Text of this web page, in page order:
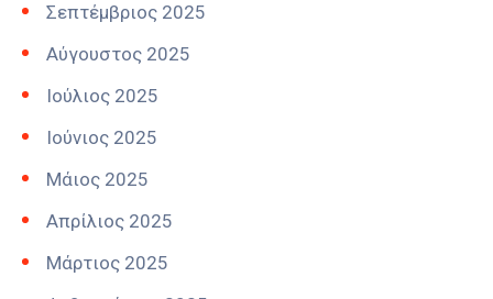
Σεπτέμβριος 2025
Αύγουστος 2025
Ιούλιος 2025
Ιούνιος 2025
Μάιος 2025
Απρίλιος 2025
Μάρτιος 2025